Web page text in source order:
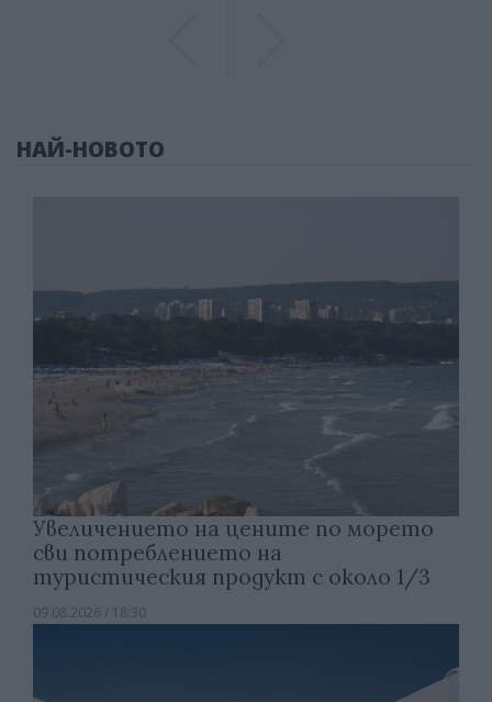
НАЙ-НОВОТО
Увеличението на цените по морето
сви потреблението на
туристическия продукт с около 1/3
09.08.2026 / 18:30